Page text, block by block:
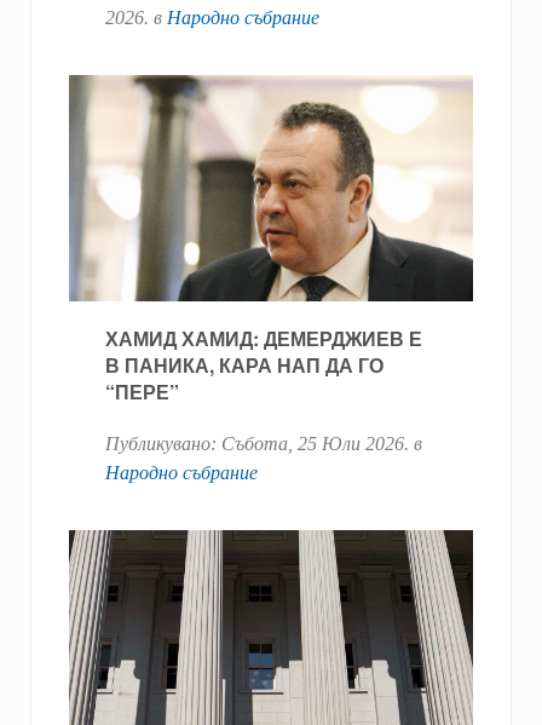
2026. в Народно събрание
ХАМИД ХАМИД: ДЕМЕРДЖИЕВ Е
В ПАНИКА, КАРА НАП ДА ГО
“ПЕРЕ”
Публикувано: Събота, 25 Юли 2026. в
Народно събрание